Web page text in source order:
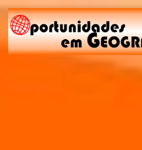
Pular para o conteúdo